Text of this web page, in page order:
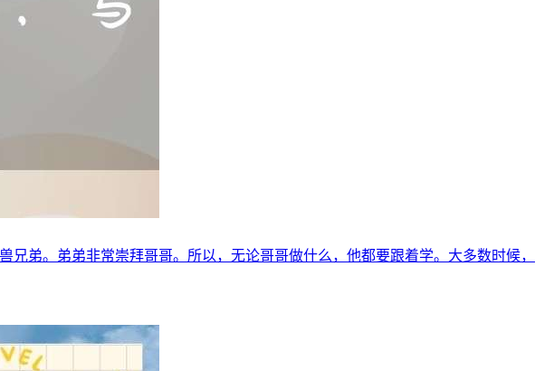
弟。弟弟非常崇拜哥哥。所以，无论哥哥做什么，他都要跟着学。大多数时候，